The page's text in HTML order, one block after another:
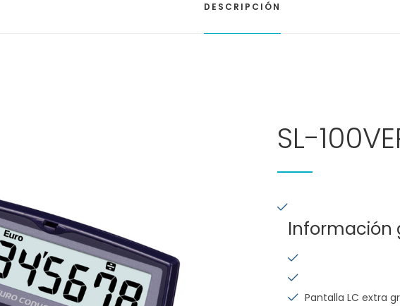
DESCRIPCIÓN
SL-
Información
Pantalla LC extra